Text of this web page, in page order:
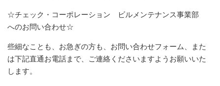
☆チェック・コーポレーション ビルメンテナンス事業部
へのお問い合わせ☆
些細なことも、お急ぎの方も、お問い合わせフォーム、また
は下記直通お電話まで、ご連絡くださいますようお願いいた
します。